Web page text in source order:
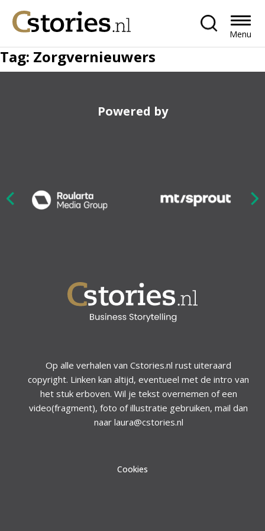
Menu
Tag: Zorgvernieuwers
Powered by
Op alle verhalen van Cstories.nl rust uiteraard
copyright. Linken kan altijd, eventueel met de intro van
het stuk erboven. Wil je tekst overnemen of een
video(fragment), foto of illustratie gebruiken, mail dan
naar laura@cstories.nl
Cookies